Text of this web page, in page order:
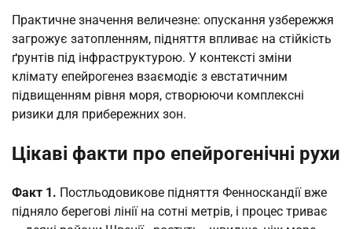
Практичне значення величезне: опускання узбережжя
загрожує затопленням, підняття впливає на стійкість
ґрунтів під інфраструктурою. У контексті зміни
клімату епейрогенез взаємодіє з евстатичним
підвищенням рівня моря, створюючи комплексні
ризики для прибережних зон.
Цікаві факти про епейрогенічні рухи
Факт 1. Постльодовикове підняття Фенноскандії вже
підняло берегові лінії на сотні метрів, і процес триває